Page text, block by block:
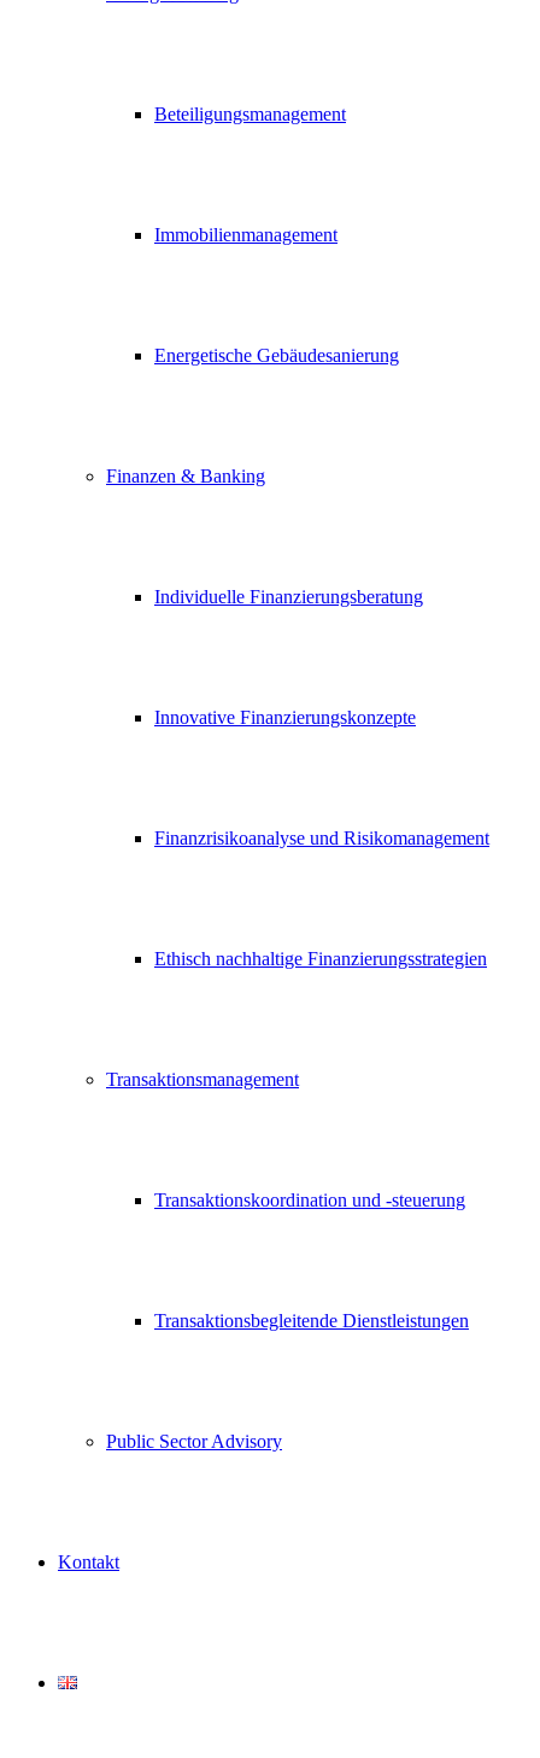
Beteiligungsmanagement
Immobilienmanagement
Energetische Gebäudesanierung
Finanzen & Banking
Individuelle Finanzierungsberatung
Innovative Finanzierungskonzepte
Finanzrisikoanalyse und Risikomanagement
Ethisch nachhaltige Finanzierungsstrategien
Transaktionsmanagement
Transaktionskoordination und -steuerung
Transaktionsbegleitende Dienstleistungen
Public Sector Advisory
Kontakt